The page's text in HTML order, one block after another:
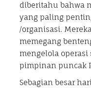
diberitahu bahwa
yang paling
/organisasi.
memegang
mengelola
pimpinan puncak
Sebagian besar